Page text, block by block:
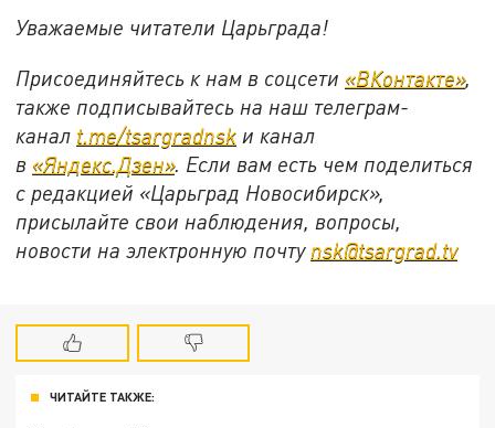
Уважаемые читатели Царьграда!
Присоединяйтесь к нам в соцсети «ВКонтакте»,
также подписывайтесь на наш телеграм-
канал t.me/tsargradnsk и канал
в «Яндекс.Дзен». Если вам есть чем поделиться
с редакцией «Царьград Новосибирск»,
присылайте свои наблюдения, вопросы,
новости на электронную почту nsk@tsargrad.tv
ЧИТАЙТЕ ТАКЖЕ: